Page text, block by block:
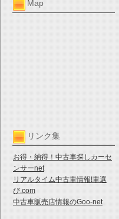
Map
リンク集
お得・納得！中古車探しカーセ
ンサーnet
リアルタイム中古車情報!車選
び.com
中古車販売店情報のGoo-net